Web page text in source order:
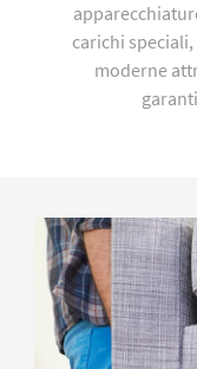
carichi
moderne